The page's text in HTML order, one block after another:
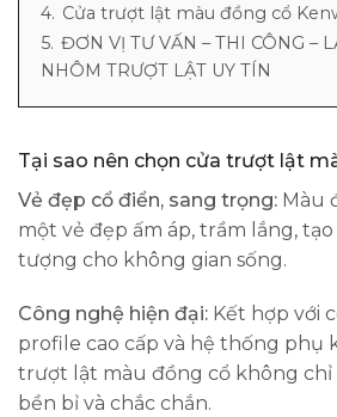
4. Cửa trượt lật màu đồng cổ
5. ĐƠN VỊ TƯ VẤN – THI CÔNG –
NHÔM TRƯỢT LẬT UY TÍN
Tại sao nên chọn cửa trượt lật
Vẻ đẹp cổ điển, sang trọng: Màu
một vẻ đẹp ấm áp, trầm lắng,
tượng cho không gian sống.
Công nghệ hiện đại: Kết hợp với
profile cao cấp và hệ thống phụ
trượt lật màu đồng cổ không chỉ
bền bỉ và chắc chắn.